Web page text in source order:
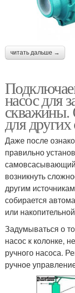
читать дальше →
насос для
скважины.
для
Даже после
правильно
самовсасывающий
возникнуть
другим
собирается
или
Задумываться о
насос к колонке,
ручного насоса.
ручное